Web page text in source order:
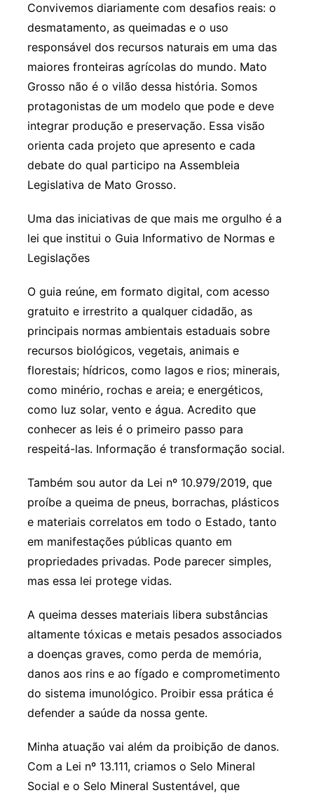
Convivemos diariamente com desafios reais: o
desmatamento, as queimadas e o uso
responsável dos recursos naturais em uma das
maiores fronteiras agrícolas do mundo. Mato
Grosso não é o vilão dessa história. Somos
protagonistas de um modelo que pode e deve
integrar produção e preservação. Essa visão
orienta cada projeto que apresento e cada
debate do qual participo na Assembleia
Legislativa de Mato Grosso.
Uma das iniciativas de que mais me orgulho é a
lei que institui o Guia Informativo de Normas e
Legislações
O guia reúne, em formato digital, com acesso
gratuito e irrestrito a qualquer cidadão, as
principais normas ambientais estaduais sobre
recursos biológicos, vegetais, animais e
florestais; hídricos, como lagos e rios; minerais,
como minério, rochas e areia; e energéticos,
como luz solar, vento e água. Acredito que
conhecer as leis é o primeiro passo para
respeitá-las. Informação é transformação social.
Também sou autor da Lei nº 10.979/2019, que
proíbe a queima de pneus, borrachas, plásticos
e materiais correlatos em todo o Estado, tanto
em manifestações públicas quanto em
propriedades privadas. Pode parecer simples,
mas essa lei protege vidas.
A queima desses materiais libera substâncias
altamente tóxicas e metais pesados associados
a doenças graves, como perda de memória,
danos aos rins e ao fígado e comprometimento
do sistema imunológico. Proibir essa prática é
defender a saúde da nossa gente.
Minha atuação vai além da proibição de danos.
Com a Lei nº 13.111, criamos o Selo Mineral
Social e o Selo Mineral Sustentável, que